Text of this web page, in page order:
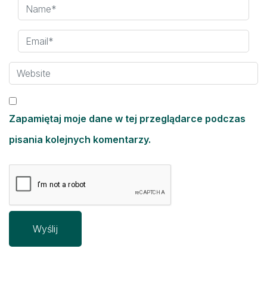
Zapamiętaj moje dane w tej przeglądarce podczas
pisania kolejnych komentarzy.